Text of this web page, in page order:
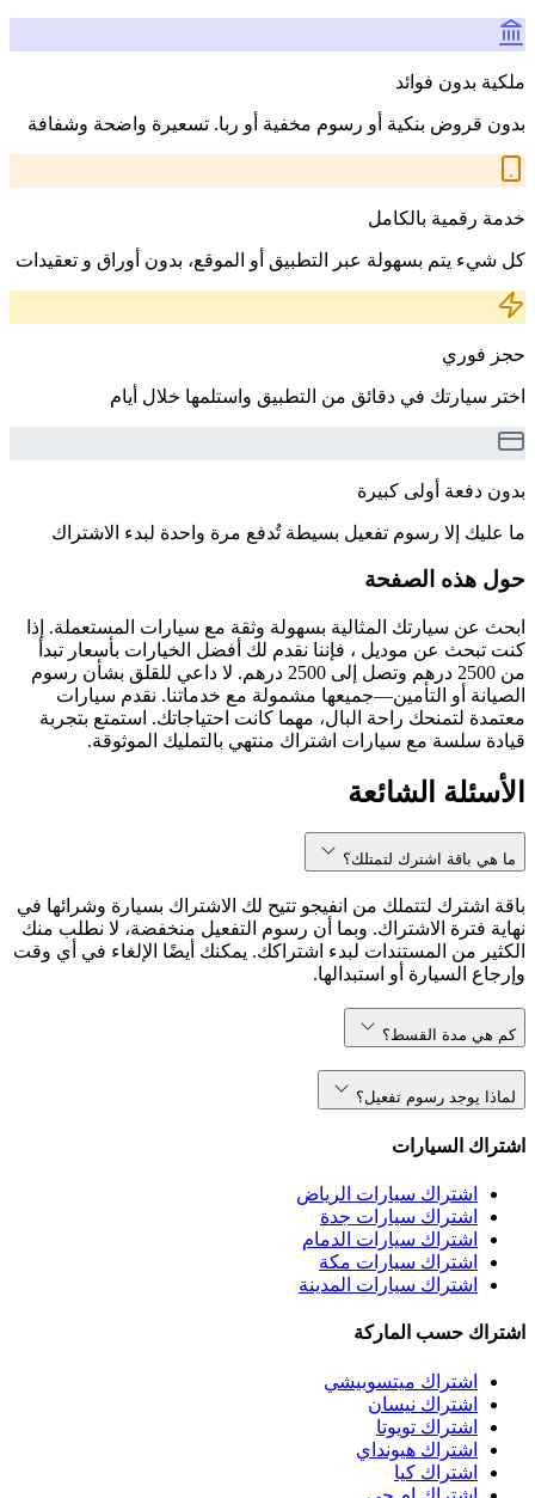
ملكية بدون فوائد
بدون قروض بنكية أو رسوم مخفية أو ربا. تسعيرة واضحة وشفافة
خدمة رقمية بالكامل
كل شيء يتم بسهولة عبر التطبيق أو الموقع، بدون أوراق و تعقيدات
حجز فوري
اختر سيارتك في دقائق من التطبيق واستلمها خلال أيام
بدون دفعة أولى كبيرة
ما عليك إلا رسوم تفعيل بسيطة تُدفع مرة واحدة لبدء الاشتراك
حول هذه الصفحة
ابحث عن سيارتك المثالية بسهولة وثقة مع سيارات المستعملة. إذا
كنت تبحث عن موديل ، فإننا نقدم لك أفضل الخيارات بأسعار تبدأ
من 2500 درهم وتصل إلى 2500 درهم. لا داعي للقلق بشأن رسوم
الصيانة أو التأمين—جميعها مشمولة مع خدماتنا. نقدم سيارات
معتمدة لتمنحك راحة البال، مهما كانت احتياجاتك. استمتع بتجربة
قيادة سلسة مع سيارات اشتراك منتهي بالتمليك الموثوقة.
الأسئلة الشائعة
ما هي باقة اشترك لتمتلك؟
باقة اشترك لتتملك من انفيجو تتيح لك الاشتراك بسيارة وشرائها في
نهاية فترة الاشتراك. وبما أن رسوم التفعيل منخفضة، لا نطلب منك
الكثير من المستندات لبدء اشتراكك. يمكنك أيضًا الإلغاء في أي وقت
وإرجاع السيارة أو استبدالها.
كم هي مدة القسط؟
لماذا يوجد رسوم تفعيل؟
اشتراك السيارات
اشتراك سيارات الرياض
اشتراك سيارات جدة
اشتراك سيارات الدمام
اشتراك سيارات مكة
اشتراك سيارات المدينة
اشتراك حسب الماركة
اشتراك ميتسوبيشي
اشتراك نيسان
اشتراك تويوتا
اشتراك هيونداي
اشتراك كيا